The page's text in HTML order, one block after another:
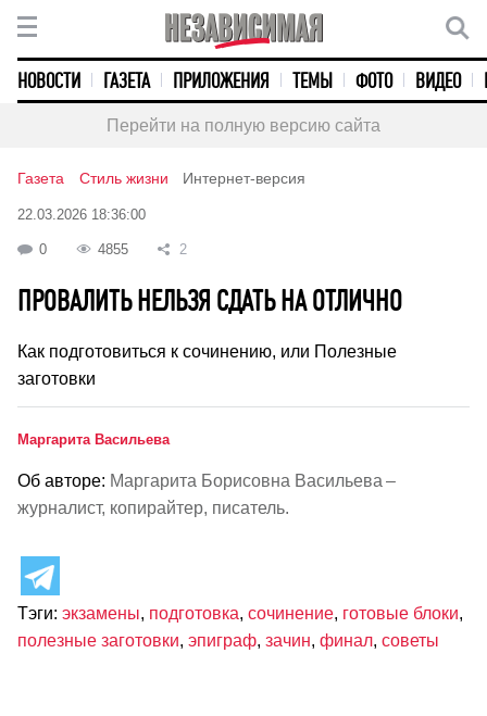
НОВОСТИ ГАЗЕТА ПРИЛОЖЕНИЯ ТЕМЫ ФОТО ВИДЕО
Перейти на полную версию сайта
Газета Стиль жизни Интернет-версия
22.03.2026 18:36:00
0 4855 2
ПРОВАЛИТЬ НЕЛЬЗЯ СДАТЬ НА ОТЛИЧНО
Как подготовиться к сочинению, или Полезные
заготовки
Маргарита Васильева
Об авторе: Маргарита Борисовна Васильева –
журналист, копирайтер, писатель.
Тэги: экзамены, подготовка, сочинение, готовые блоки,
полезные заготовки, эпиграф, зачин, финал, советы